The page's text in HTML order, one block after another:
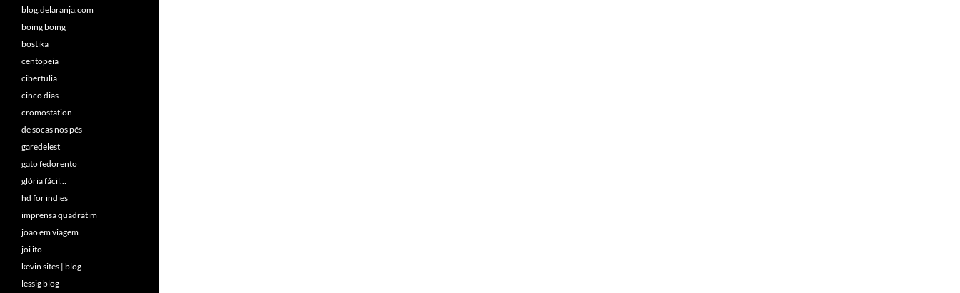
blog.delaranja.com
boing boing
bostika
centopeia
cibertulia
cinco dias
cromostation
de socas nos pés
garedelest
gato fedorento
glória fácil…
hd for indies
imprensa quadratim
joão em viagem
joi ito
kevin sites | blog
lessig blog